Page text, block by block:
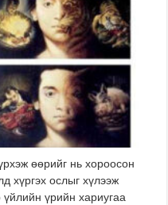
өөрийг нь хороосон
хүргэх ослыг хүлээж
үрийн хариугаа